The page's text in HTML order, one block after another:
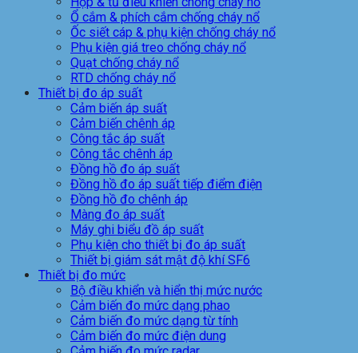
Ổ cắm & phích cắm chống cháy nổ
Ốc siết cáp & phụ kiện chống cháy nổ
Phụ kiện giá treo chống cháy nổ
Quạt chống cháy nổ
RTD chống cháy nổ
Thiết bị đo áp suất
Cảm biến áp suất
Cảm biến chênh áp
Công tắc áp suất
Công tắc chênh áp
Đồng hồ đo áp suất
Đồng hồ đo áp suất tiếp điểm điện
Đồng hồ đo chênh áp
Màng đo áp suất
Máy ghi biểu đồ áp suất
Phụ kiện cho thiết bị đo áp suất
Thiết bị giám sát mật độ khí SF6
Thiết bị đo mức
Bộ điều khiển và hiển thị mức nước
Cảm biến đo mức dạng phao
Cảm biến đo mức dạng từ tính
Cảm biến đo mức điện dung